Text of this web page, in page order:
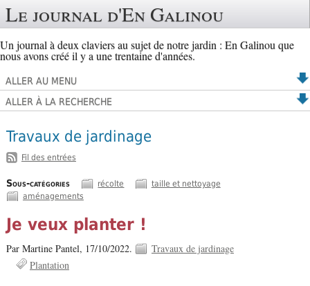
Le journal d'En Galinou
Un journal à deux claviers au sujet de notre jardin : En Galinou que
nous avons créé il y a une trentaine d'années.
ALLER AU MENU
ALLER À LA RECHERCHE
Travaux de jardinage
Fil des entrées
Sous-catégories récolte
taille et nettoyage
aménagements
Je veux planter !
Par Martine Pantel, 17/10/2022.
Travaux de jardinage
Plantation